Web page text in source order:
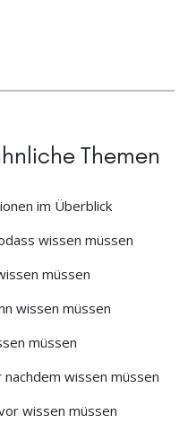
Themen
im Überblick
wissen müssen
müssen
wissen müssen
müssen
nachdem wissen müssen
wissen müssen